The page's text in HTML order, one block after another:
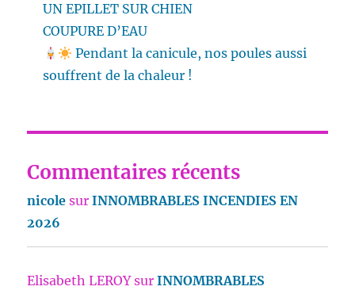
UN EPILLET SUR CHIEN
COUPURE D’EAU
Pendant la canicule, nos poules aussi
souffrent de la chaleur !
Commentaires récents
nicole surINNOMBRABLES INCENDIES EN
2026
Elisabeth LEROYsurINNOMBRABLES